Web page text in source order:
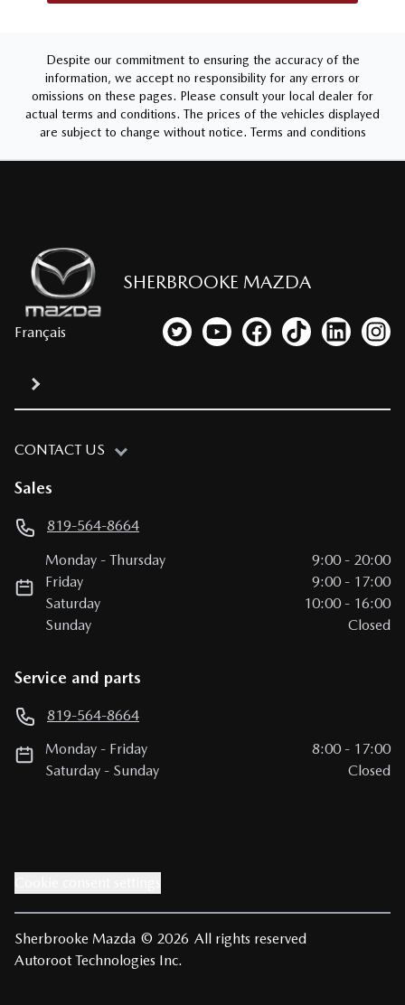
Despite our commitment to ensuring the accuracy of the
information, we accept no responsibility for any errors or
omissions on these pages. Please consult your local dealer for
actual terms and conditions. The prices of the vehicles displayed
are subject to change without notice. Terms and conditions
SHERBROOKE MAZDA
Français Link to our Twitter account
Link to our YouTube channel
Link to our Facebook
Link to ourLink to our
Link
CONTACT US
Sales
819-564-8664
Monday -Thursday 9:00 - 20:00
Friday
9:00 - 17:00
Saturday
10:00 - 16:00
Sunday
Closed
Service and parts
819-564-8664
Monday - Friday 8:00 - 17:00
Saturday - Sunday Closed
Sherbrooke Mazda © 2026 All rights reserved
Autoroot Technologies Inc.